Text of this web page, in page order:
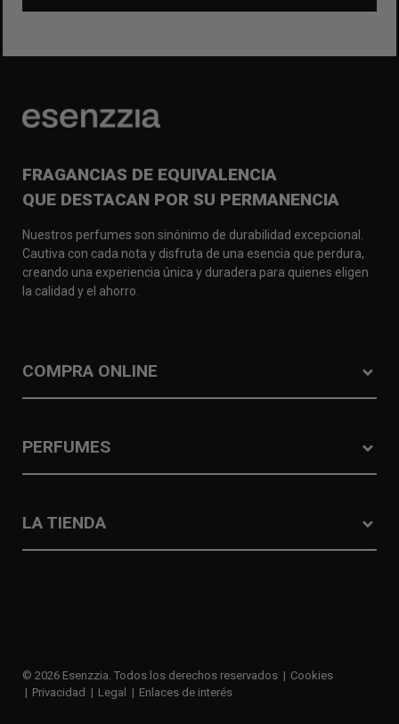
FRAGANCIAS DE EQUIVALENCIA
QUE DESTACAN POR SU PERMANENCIA
Nuestros perfumes son sinónimo de durabilidad excepcional.
Cautiva con cada nota y disfruta de una esencia que perdura,
creando una experiencia única y duradera para quienes eligen
la calidad y el ahorro.
COMPRA ONLINE
PERFUMES
LA TIENDA
© 2026 Esenzzia. Todos los derechos reservados
Cookies
Privacidad
Legal Enlaces de interés